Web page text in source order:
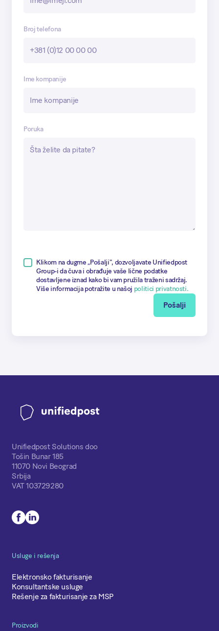
Broj telefona
Ime kompanije
Poruka
Klikom na dugme „Pоšalji", dozvoljavate Unifiedpost
Group-i da čuva i obrađuje vaše lične podatke
dostavljene iznad kako bi vam pružila traženi sadržaj.
Više informacija potražite u našoj politici privatnosti.
Unifiedpost Solutions doo
Tošin Bunar 185
11070 Novi Beograd
Srbija
VAT 103729280
Usluge i rešenja
Elektronsko fakturisanje
Konsultantske usluge
Rešenje za fakturisanje za MSP
Proizvodi